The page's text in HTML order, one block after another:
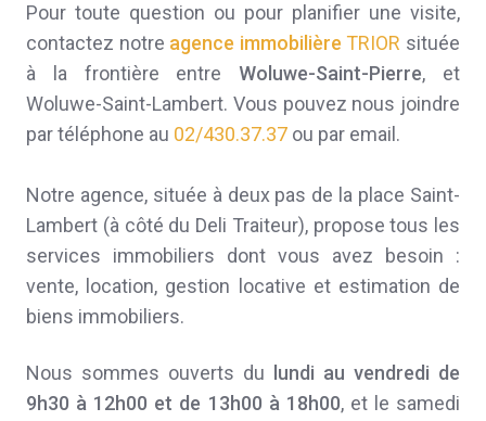
Pour toute question ou pour planifier une visite,
contactez notre agence immobilière TRIOR située
à la frontière entreWoluwe-Saint-Pierre, et
Woluwe-Saint-Lambert. Vous pouvez nous joindre
par téléphone au 02/430.37.37 ou par email.
Notre agence, située à deux pas de la place Saint-
Lambert (à côté du Deli Traiteur), propose tous les
services immobiliers dont vous avez besoin :
vente, location, gestion locative et estimation de
biens immobiliers.
Nous sommes ouverts du
lundi au vendredi de
9h30 à 12h00 et de 13h00 à 18h00, et le samedi